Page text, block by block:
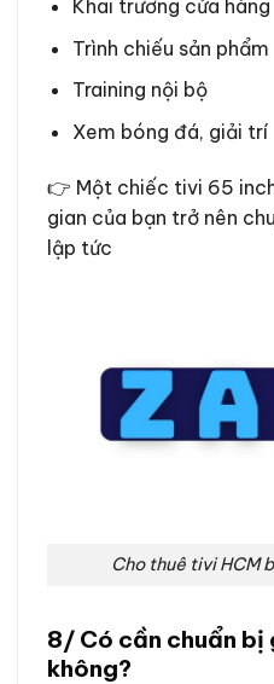
Khai trương cửa hàng
Trình chiếu sản phẩm
Training nội bộ
Xem bóng đá, giải trí
👉 Một chiếc tivi 65
gian của bạn trở nên
lập tức
Cho thuê tivi HCM
8/ Có cần chuẩn bị
không?